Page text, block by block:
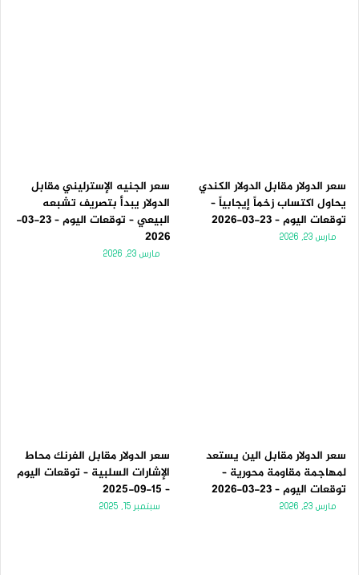
سعر الدولار مقابل الدولار الكندي
يحاول اكتساب زخماً إيجابياً –
توقعات اليوم – 23-03-2026
مارس 23, 2026
سعر الجنيه الإسترليني مقابل
الدولار يبدأ بتصريف تشبعه
البيعي – توقعات اليوم – 23-03-
2026
مارس 23, 2026
سعر الدولار مقابل الين يستعد
لمهاجمة مقاومة محورية –
توقعات اليوم – 23-03-2026
مارس 23, 2026
سعر الدولار مقابل الفرنك محاط
الإشارات السلبية – توقعات اليوم
– 15-09-2025
سبتمبر 15, 2025